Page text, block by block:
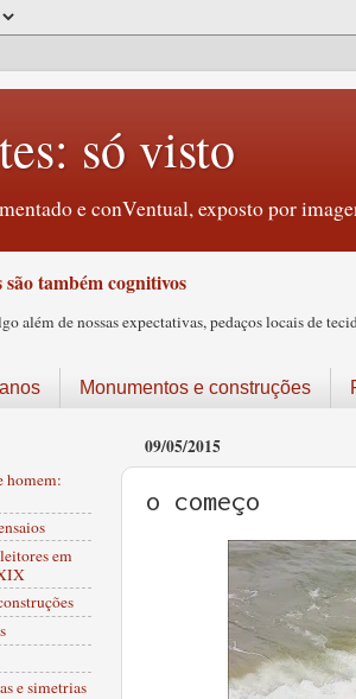
só visto
e conVentual, exposto por
são também cognitivos
além de nossas expectativas, pedaços locais de
Monumentos e construções
09/05/2015
o começo
homem:
em
e simetrias